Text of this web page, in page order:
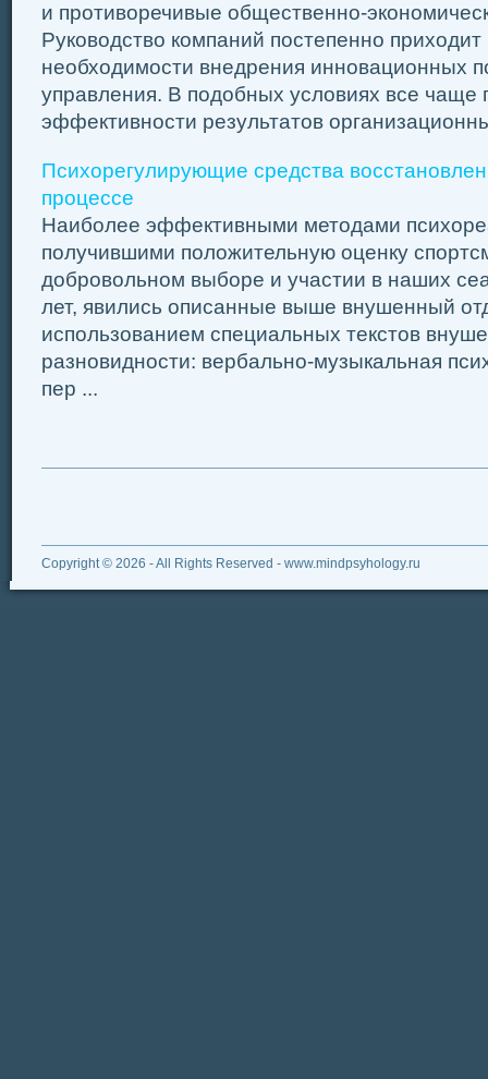
и противоречивые общественно-
Руководство компаний постепенно
необходимости внедрения инновационных
управления. В подобных условиях все чаще
эффективности результатов
Психорегулирующие средства
процессе
Наиболее эффективными методами
получившими положительную оценку
добровольном выборе и участии в наших
лет, явились описанные выше внушенный
использованием специальных текстов
разновидности: вербально-музыкальная
пер ...
Copyright © 2026 - All Rights Reserved - www.mindpsyhology.ru